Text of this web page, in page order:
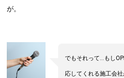
が。
でもそれって…もし
応してくれる施工会